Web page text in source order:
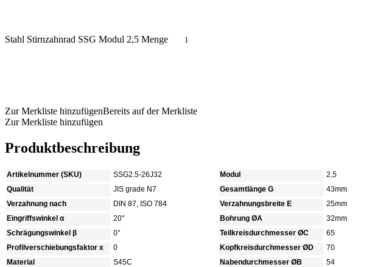
Stahl Stirnzahnrad SSG Modul 2,5 Menge
Zur Merkliste hinzufügenBereits auf der Merkliste
Zur Merkliste hinzufügen
Produktbeschreibung
Artikelnummer (SKU)
SSG2.5-26J32
Qualität
JIS grade N7
Verzahnung nach
DIN 87, ISO 784
Eingriffswinkel α
20°
Schrägungswinkel β
0°
Profilverschiebungsfaktor x
0
Material
S45C
Modul
2,5
Gesamtlänge G
43mm
Verzahnungsbreite E
25mm
Bohrung ØA
32mm
Teilkreisdurchmesser ØC
65
Kopfkreisdurchmesser ØD
70
Nabendurchmesser ØB
54